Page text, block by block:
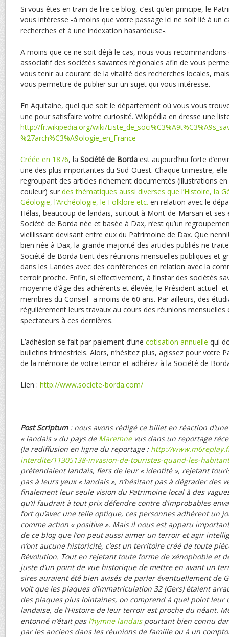
Si vous êtes en train de lire ce blog, c’est qu’en principe, le
vous intéresse -à moins que votre passage ici ne soit lié à un
recherches et à une indexation hasardeuse-.
A moins que ce ne soit déjà le cas, nous vous recommandons
associatif des sociétés savantes régionales afin de vous
vous tenir au courant de la vitalité des recherches locales,
vous permettre de publier sur un sujet qui vous intéresse.
En Aquitaine, quel que soit le département où vous vous
une pour satisfaire votre curiosité. Wikipédia en dresse une
http://fr.wikipedia.org/wiki/
%27arch%C3%A9ologie_en_France
Créée en 1876, la Société de Borda est aujourd’hui forte
une des plus importantes du Sud-Ouest. Chaque trimestre,
regroupant des articles richement documentés (illustrations
couleur) sur des thématiques aussi diverses que l’Histoire, la
Géologie, l’Archéologie, le Folklore etc. en relation avec le
Hélas, beaucoup de landais, surtout à Mont-de-Marsan et ses
Société de Borda née et basée à Dax, n’est qu’un
vieillissant devisant entre eux du Patrimoine de Dax. Que
bien née à Dax, la grande majorité des articles publiés ne
Société de Borda tient des réunions mensuelles publiques et
dans les Landes avec des conférences en relation avec la
terroir proche. Enfin, si effectivement, à l’instar des sociétés
moyenne d’âge des adhérents et élevée, le Président actuel -
membres du Conseil- a moins de 60 ans. Par ailleurs, des
régulièrement leurs travaux au cours des réunions mensuelles
spectateurs à ces dernières.
L’adhésion se fait par paiement d’une cotisation annuelle qui
bulletins trimestriels. Alors, n’hésitez plus, agissez pour votre
de la mémoire de votre terroir et adhérez à la Société de
Lien : http://www.societe-borda.com/
Post Scriptum: nous avons rédigé ce billet en réaction
« landais » du pays de Maremne vus dans un reportage
(la rediffusion en ligne du reportage : http://
interdite/11305138-invasion-de-touristes-quand-les-
prétendaient landais, fiers de leur « identité », rejetant
pas à leurs yeux « landais », n’hésitant pas à dégrader des
finalement leur seule vision du Patrimoine local à des
qu’il faudrait à tout prix défendre contre d’improbables
fort qu’avec une telle optique, ces personnes adhérent un
comme action « positive ». Mais il nous est apparu
de ce blog que l’on peut aussi aimer un terroir et agir
n’ont aucune historicité, c’est un territoire créé de toute
Révolution. Tout en rejetant toute forme de xénophobie et
juste d’un point de vue historique de mettre en avant un
sires auraient été bien avisés de parler éventuellement de
voit que les plaques d’immatriculation 32 (Gers) étaient
des plaques plus lointaines, on comprend à quel point leur
landaise, de l’Histoire de leur terroir est proche du néant.
entonné n’était pas l’hymne landais pourtant bien connu
par les anciens dans les réunions de famille ou à un